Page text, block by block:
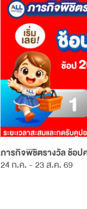
ภารกิจพิชิตรางวัล ช้อป
24 ก.ค. - 23 ส.ค. 69